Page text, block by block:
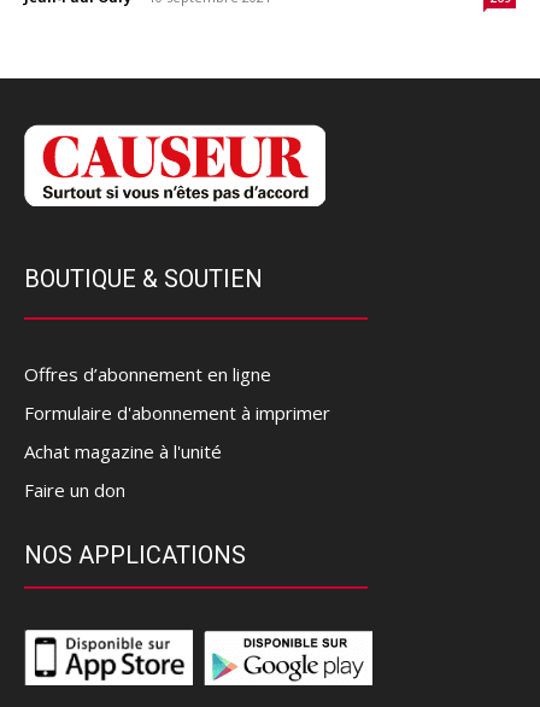
BOUTIQUE & SOUTIEN
Offres d’abonnement en ligne
Formulaire d'abonnement à imprimer
Achat magazine à l'unité
Faire un don
NOS APPLICATIONS